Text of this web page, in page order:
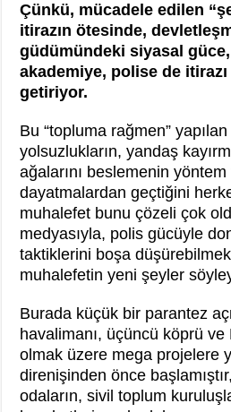
Çünkü, mücadele edilen
itirazın ötesinde,
güdümündeki siyasal güce,
akademiye, polise de
getiriyor.
Bu “topluma rağmen”
yolsuzlukların, yandaş
ağalarını beslemenin
dayatmalardan geçtiğini
muhalefet bunu çözeli çok
medyasıyla, polis gücüyle
taktiklerini boşa
muhalefetin yeni şeyler
Burada küçük bir parantez
havalimanı, üçüncü köprü
olmak üzere mega projelere
direnişinden önce
odaların, sivil toplum